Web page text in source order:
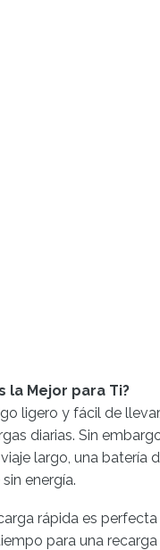
la Mejor para Ti?
ligero y fácil de
diarias. Sin
largo, una batería
energía.
rápida es
para una